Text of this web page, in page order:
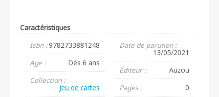
Caractéristiques
Isbn :9782733881248
Age :
Dès 6 ans
Collection :
Jeu de cartes
Date de parution :
13/05/2021
Éditeur :
Auzou
Pages :
0